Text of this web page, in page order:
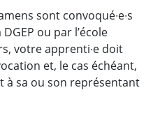
sont convoqué∙e∙s
ou par l’école
votre apprenti∙e doit
et, le cas échéant,
à sa ou son représentant